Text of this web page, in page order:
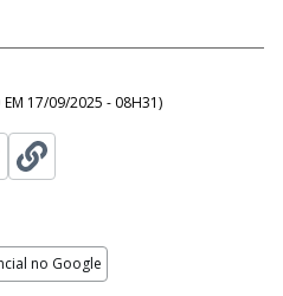
17/09/2025 - 08H31)
no Google